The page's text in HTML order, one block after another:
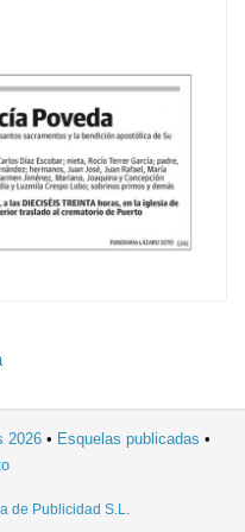
2026
Esquelas publicadas
de Publicidad S.L.